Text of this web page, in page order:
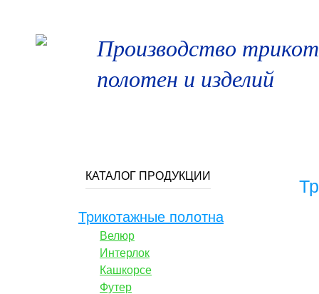
Производство
полотен и изделий
КАТАЛОГ ПРОДУКЦИИ
Трикотажные полотна
Велюр
Интерлок
Кашкорсе
Футер